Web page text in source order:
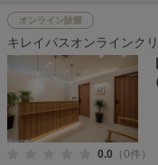
オンライン診療
キレイパスオンラインク
0.0 （0件）